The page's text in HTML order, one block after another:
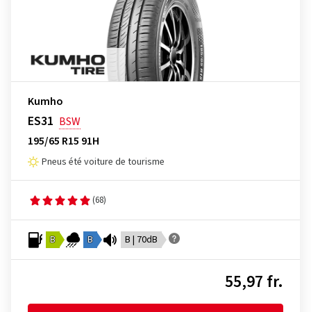
Kumho
ES31 BSW
195/65 R15 91H
Pneus été voiture de tourisme
(68)
B B B | 70dB
55,97 fr.